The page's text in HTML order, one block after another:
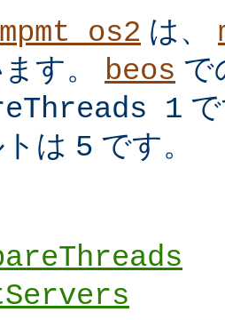
mpmt_os2 は、
す。 beos で
1
は 5 です。